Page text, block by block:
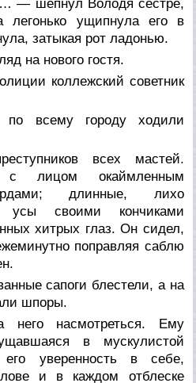
— шепнул Володя сестре,
легонько ущипнула его в
затыкая рот ладонью.
на нового гостя.
коллежский советник
всему городу ходили
всех мастей.
с лицом окаймленным
длинные, лихо
усы своими кончиками
хитрых глаз. Он сидел,
поправляя саблю
сапоги блестели, а на
шпоры.
насмотреться. Ему
в мускулистой
уверенность в себе,
и в каждом отблеске